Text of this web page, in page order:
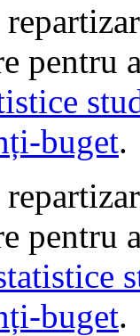
pentru
buget.
pentru
buget.